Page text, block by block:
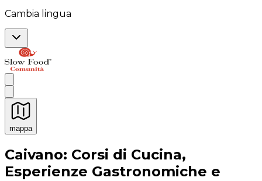
Cambia lingua
mappa
Esperienze culinarie indimenticabili: Esperienze
Caivano: Corsi di Cucina,
Esperienze Gastronomiche e